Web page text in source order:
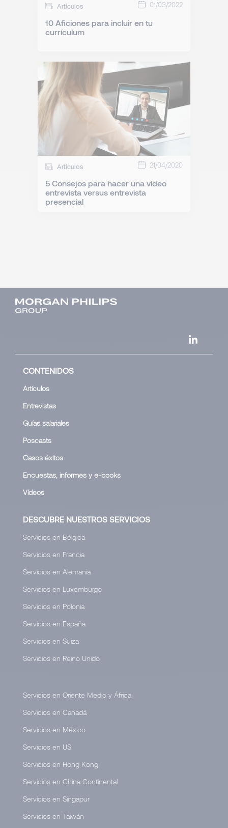
Artículos 01/03/2022
10 Aficiones para incluir en tu
currículum
Artículos 21/04/2020
5 Consejos para hacer una vídeo
entrevista versus entrevista
presencial
CONTENIDOS
Artículos
Entrevistas
Guías salariales
Poscasts
Casos éxitos
Encuestas, informes y e-books
Vídeos
DESCUBRE NUESTROS SERVICIOS
Servicios en Bélgica
Servicios en Francia
Servicios en Alemania
Servicios en Luxemburgo
Servicios en Polonia
Servicios en España
Servicios en Suiza
Servicios en Reino Unido
Servicios en Oriente Medio y África
Servicios en Canadá
Servicios en México
Servicios en US
Servicios en Hong Kong
Servicios en China Continental
Servicios en Singapur
Servicios en Taiwán